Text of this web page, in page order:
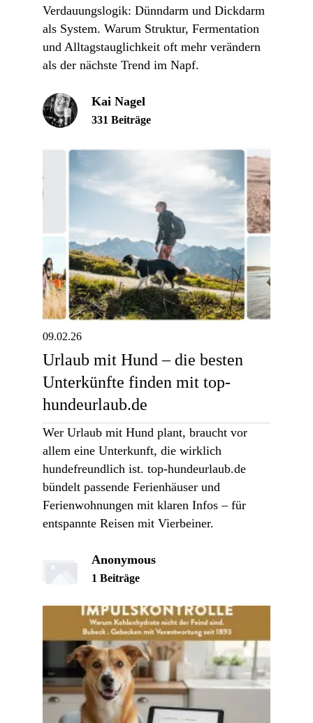
Verdauungslogik: Dünndarm und Dickdarm
als System. Warum Struktur, Fermentation
und Alltagstauglichkeit oft mehr verändern
als der nächste Trend im Napf.
Kai Nagel
331 Beiträge
09.02.26
Urlaub mit Hund – die besten
Unterkünfte finden mit top-
hundeurlaub.de
Wer Urlaub mit Hund plant, braucht vor
allem eine Unterkunft, die wirklich
hundefreundlich ist. top-hundeurlaub.de
bündelt passende Ferienhäuser und
Ferienwohnungen mit klaren Infos – für
entspannte Reisen mit Vierbeiner.
Anonymous
1 Beiträge